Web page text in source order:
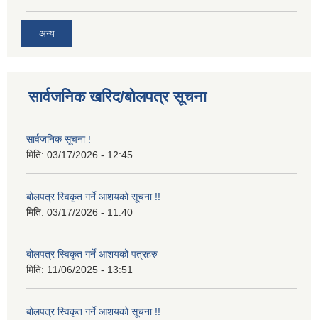
अन्य
सार्वजनिक खरिद/बोलपत्र सूचना
सार्वजनिक सूचना !
मिति: 03/17/2026 - 12:45
बोलपत्र स्विकृत गर्ने आशयको सूचना !!
मिति: 03/17/2026 - 11:40
बोलपत्र स्विकृत गर्ने आशयको पत्रहरु
मिति: 11/06/2025 - 13:51
बोलपत्र स्विकृत गर्ने आशयको सूचना !!